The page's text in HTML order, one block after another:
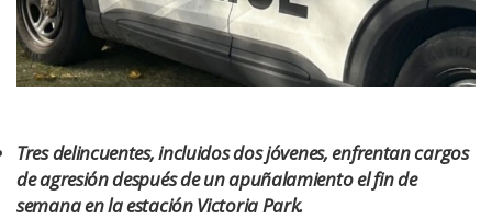
Tres delincuentes, incluidos dos jóvenes, enfrentan cargos
de agresión después de un apuñalamiento el fin de
semana en la estación Victoria Park.